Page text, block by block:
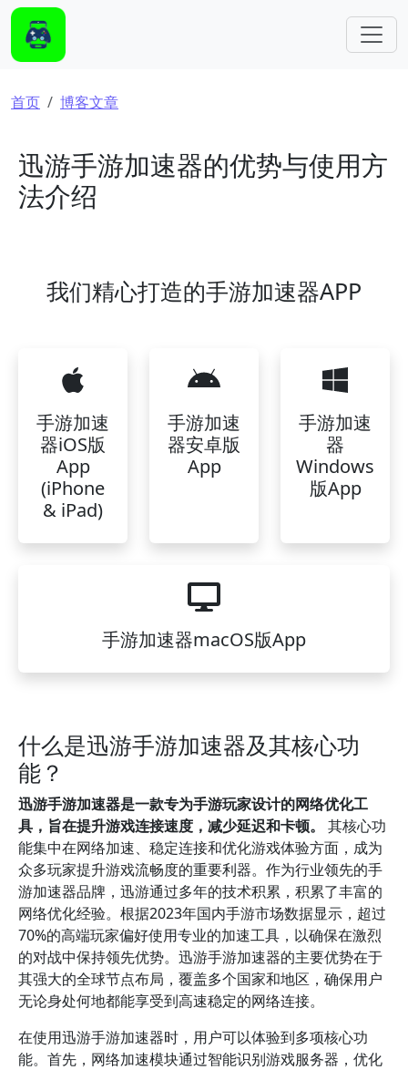
跳转到主要内容
面包屑
首页 博客文章
迅游手游加速器的优势与使用方
法介绍
我们精心打造的手游加速器APP
手游加速
器iOS版
App
(iPhone
& iPad)
手游加速
器安卓版
App
手游加速
器
Windows
版App
手游加速器macOS版App
什么是迅游手游加速器及其核心功
能？
迅游手游加速器是一款专为手游玩家设计的网络优化工
具，旨在提升游戏连接速度，减少延迟和卡顿。
其核心功
能集中在网络加速、稳定连接和优化游戏体验方面，成为
众多玩家提升游戏流畅度的重要利器。作为行业领先的手
游加速器品牌，迅游通过多年的技术积累，积累了丰富的
网络优化经验。根据2023年国内手游市场数据显示，超过
70%的高端玩家偏好使用专业的加速工具，以确保在激烈
的对战中保持领先优势。迅游手游加速器的主要优势在于
其强大的全球节点布局，覆盖多个国家和地区，确保用户
无论身处何地都能享受到高速稳定的网络连接。
在使用迅游手游加速器时，用户可以体验到多项核心功
能。首先，网络加速模块通过智能识别游戏服务器，优化